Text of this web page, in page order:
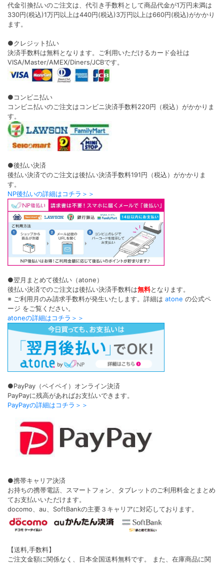
代金引換払いのご注文は、代引き手数料として商品代金が1万円未満は
330円(税込)1万円以上は440円(税込)3万円以上は660円(税込)がかかり
ます。
●クレジット払い
決済手数料は無料となります。ご利用いただけるカード会社は
VISA/Master/AMEX/Diners/JCBです。
●コンビニ払い
コンビニ払いのご注文はコンビニ決済手数料220円（税込）がかかりま
す。
●後払い決済
後払い決済でのご注文は後払い決済手数料191円（税込）がかかりま
す。
NP後払いの詳細はコチラ＞＞
●翌月まとめて後払い（atone）
後払い決済でのご注文は後払い決済手数料は無料となります。
※ ご利用月のみ請求手数料が発生いたします。詳細は atone の公式ペ
ージ をご覧ください。
atoneの詳細はコチラ＞＞
●PayPay（ペイペイ）オンライン決済
PayPayに残高があればお支払いできます。
PayPayの詳細はコチラ＞＞
●携帯キャリア決済
お持ちの携帯電話、スマートフォン、タブレットのご利用料金とまとめ
てお支払いいただけます。
docomo、au、SoftBankの主要３キャリアに対応しております。
【送料,手数料】
ご注文金額に関係なく、日本全国送料無料です。 また、在庫商品に関